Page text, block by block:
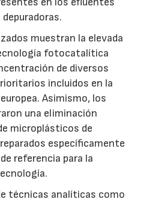
muestran la elevada
fotocatalítica
de diversos
incluidos en la
Asimismo, los
una eliminación
microplásticos de
específicamente
referencia para la
técnicas analíticas como